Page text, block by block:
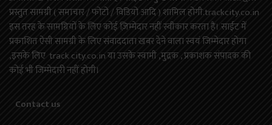
प्रस्तुत सामग्री ( समाचार / फोटो / विडियो आदि ) शामिल होगी.trackcity.co.in
इस तरह के सामग्रियों के लिए कोई ज़िम्मेदार नहीं स्वीकार करता है। साईट में
प्रकाशित ऐसी सामग्री के लिए संवाददाता खबर देने वाला स्वयं जिम्मेदार होगा
,इसके लिए track city.co.in या उसके स्वामी ,मुद्रक , प्रकाशक संपादक की
कोई भी जिम्मेदारी नहीं होगी।
Contact us